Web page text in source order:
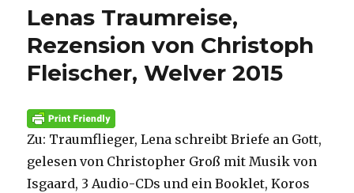
Lenas Traumreise,
Rezension von Christoph
Fleischer, Welver 2015
Zu: Traumflieger, Lena schreibt Briefe an Gott,
gelesen von Christopher Groß mit Musik von
Isgaard, 3 Audio-CDs und ein Booklet, Koros